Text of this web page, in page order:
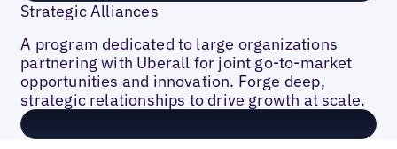
Strategic Alliances
A program dedicated to large organizations
partnering with Uberall for joint go-to-market
opportunities and innovation. Forge deep,
strategic relationships to drive growth at scale.